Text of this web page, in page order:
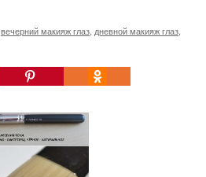
вечерний макияж глаз дневной макияж глаз